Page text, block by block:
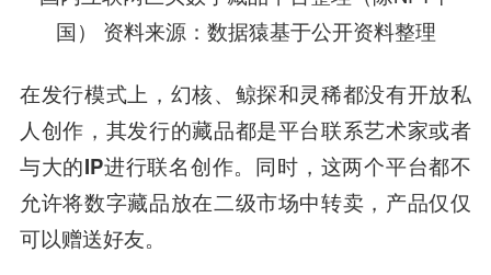
国） 资料来源：数据猿基于公开资料整理
在发行模式上，幻核、鲸探和灵稀都没有开放私
人创作，其发行的藏品都是平台联系艺术家或者
与大的IP进行联名创作。同时，这两个平台都不
允许将数字藏品放在二级市场中转卖，产品仅仅
可以赠送好友。